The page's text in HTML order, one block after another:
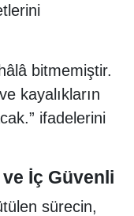
bitmemiştir.
kayalıkların
ifadelerini
ve İç Güvenli
sürecin,